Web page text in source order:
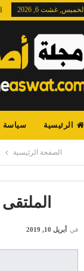
الخميس, غشت 6, 2026
الرئيسية سياسة
الصفحة الرئيسية
في أبريل 10, 2019